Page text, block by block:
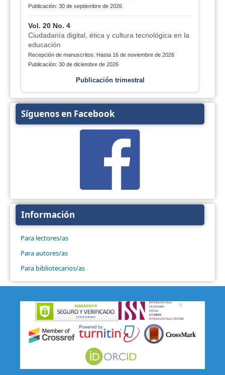
Publicación: 30 de septiembre de 2026
Vol. 20 No. 4
Ciudadanía digital, ética y cultura tecnológica en la
educación
Recepción de manuscritos: Hasta 16 de noviembre de 2026
Publicación: 30 de diciembre de 2026
Publicación trimestral
Síguenos en Facebook
Información
Para lectores/as
Para autores/as
Para bibliotecarios/as